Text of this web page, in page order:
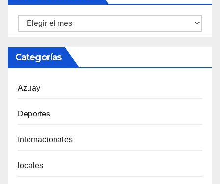
Ortiz
Categorías
Azuay
Deportes
Internacionales
locales